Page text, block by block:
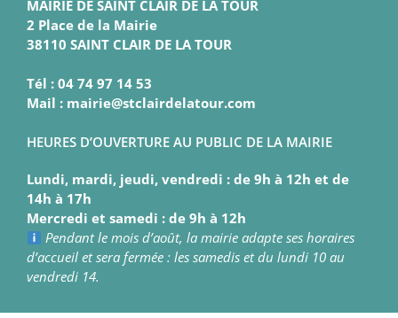
MAIRIE DE SAINT CLAIR DE LA TOUR
2 Place de la Mairie
38110 SAINT CLAIR DE LA TOUR
Tél : 04 74 97 14 53
Mail : mairie@stclairdelatour.com
HEURES D’OUVERTURE AU PUBLIC DE LA MAIRIE
Lundi, mardi, jeudi, vendredi : de 9h à 12h et de
14h à 17h
Mercredi et samedi : de 9h à 12h
Pendant le mois d’août, la mairie adapte ses horaires
d’accueil et sera fermée : les samedis et du lundi 10 au
vendredi 14.